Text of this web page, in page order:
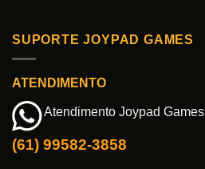
SUPORTE JOYPAD GAMES
ATENDIMENTO
Atendimento Joypad Games
(61) 99582-3858